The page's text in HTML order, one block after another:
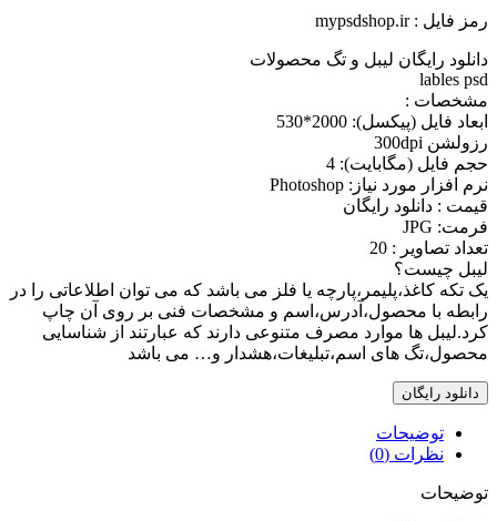
رمز فایل : mypsdshop.ir
دانلود رایگان لیبل و تگ محصولات
lables psd
مشخصات :
ابعاد فايل (پيکسل): 2000*530
رزولشن 300dpi
حجم فايل (مگابايت): 4
نرم افزار مورد نياز: Photoshop
قیمت : دانلود رایگان
فرمت: JPG
تعداد تصاویر : 20
لیبل چیست؟
یک تکه کاغذ،پلیمر،پارچه یا فلز می باشد که می توان اطلاعاتی را در
رابطه با محصول،آدرس،اسم و مشخصات فنی بر روی آن چاپ
کرد.لیبل ها موارد مصرف متنوعی دارند که عبارتند از شناسایی
محصول،تگ های اسم،تبلیغات،هشدار و… می باشد
دانلود رایگان
توضیحات
نظرات (0)
توضیحات